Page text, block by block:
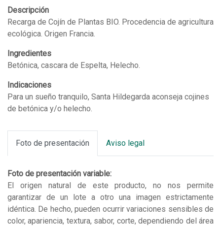
Hildegarda
(250
g)
Descripción
Recarga de Cojín de Plantas BIO. Procedencia de agricultura
ecológica. Origen Francia.
Ingredientes
Betónica, cascara de Espelta, Helecho.
Indicaciones
Para un sueño tranquilo, Santa Hildegarda aconseja cojines
de betónica y/o helecho.
Foto de presentación Aviso legal
Foto de presentación variable:
El origen natural de este producto, no nos permite
garantizar de un lote a otro una imagen estrictamente
idéntica. De hecho, pueden ocurrir variaciones sensibles de
color, apariencia, textura, sabor, corte, dependiendo del área